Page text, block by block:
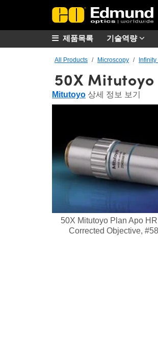
기술역량
제품목록
All Products Microscopy
50X
Mitutoyo 상세 정보 보기
50X Mitutoyo Plan Apo
Corrected Objective,